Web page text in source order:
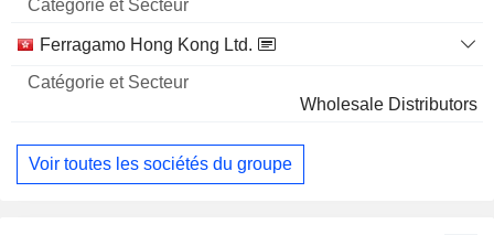
Nom
Secteur
Ferragamo Hong Kong Ltd.
Wholesale Distributors
Voir toutes les sociétés du groupe